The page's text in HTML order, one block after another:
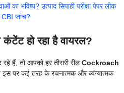
का भविष्य? उत्पाद सिपाही परीक्षा पेपर लीक
CBI जांच?
हो रहा है वायरल?
हैं, तो आपको हर तीसरी रीलCockroach
इस पर कई तरह के रचनात्मक और व्यंग्यात्मक